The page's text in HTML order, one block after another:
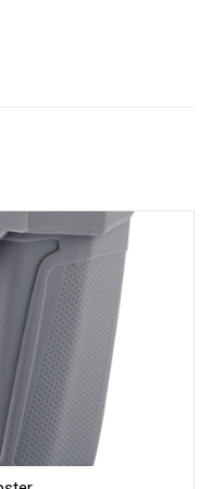
okkar við viðskiptavini
eða neikvæð.
láta þriðja aðila hafa
það á nokkurn annan